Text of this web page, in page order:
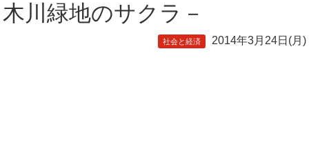
木川緑地のサクラ－
社会と経済 2014年3月24日(月)